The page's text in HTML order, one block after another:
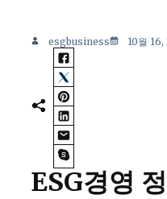
esgbusiness 10월
ESG경영